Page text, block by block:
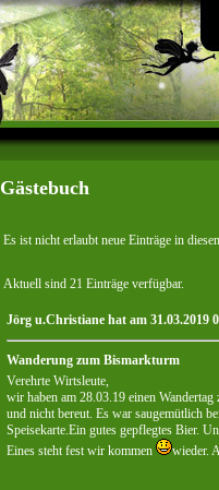
Gästebuch
Es ist nicht erlaubt neue Einträge in
Aktuell sind 21 Einträge verfügbar.
Jörg u.Christiane hat am 31.03.2019
Wanderung zum Bismarkturm
Verehrte Wirtsleute,
wir haben am 28.03.19 einen
und nicht bereut. Es war saugemütlich
Speisekarte.Ein gutes gepflegtes Bier.
Eines steht fest wir kommen
wieder.